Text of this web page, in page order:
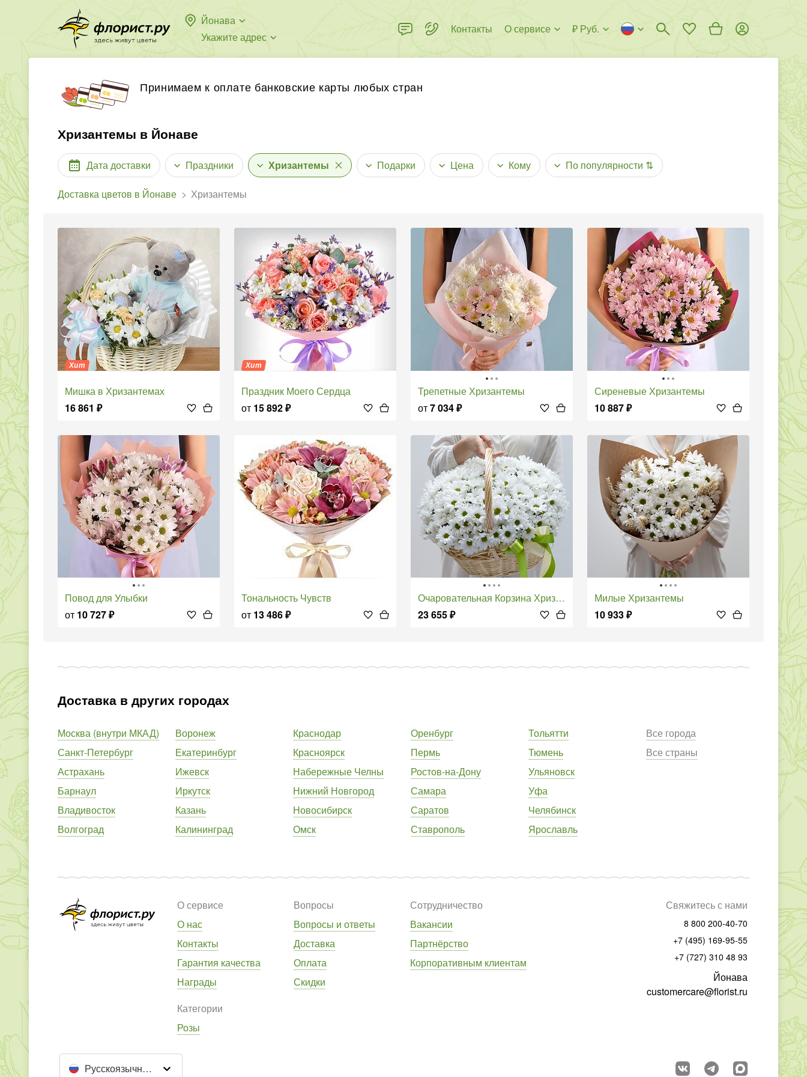
Йонава
Укажите адрес
Контакты О сервисе ₽ Руб.
Принимаем к оплате банковские карты любых стран
Хризантемы в Йонаве
Дата доставки Праздники Хризантемы Подарки Цена Кому По популярности ⇅
Доставка цветов в Йонаве Хризантемы
Хит
Мишка в Хризантемах
16 861 ₽
Хит
Праздник Моего Сердца
от 15 892₽
Трепетные Хризантемы
от7 034₽
Сиреневые Хризантемы
10 887₽
Повод для Улыбки
от 10 727₽
Тональность Чувств
от 13 486₽
Очаровательная Корзина Хризантем
23 655₽
Милые Хризантемы
10 933₽
Доставка в других городах
Москва (внутри МКАД)
Санкт-Петербург
Астрахань
Барнаул
Владивосток
Волгоград
Воронеж
Екатеринбург
Ижевск
Иркутск
Казань
Калининград
Краснодар
Красноярск
Набережные Челны
Нижний Новгород
Новосибирск
Омск
Оренбург
Пермь
Ростов-на-Дону
Самара
Саратов
Ставрополь
Тольятти
Тюмень
Ульяновск
Уфа
Челябинск
Ярославль
Все города
Все страны
О сервисе
О нас
Контакты
Гарантия качества
Награды
Вопросы
Вопросы и ответы
Доставка
Оплата
Скидки
Сотрудничество
Вакансии
Партнёрство
Корпоративным клиентам
Категории
Розы
Свяжитесь с нами
8 800 200-40-70
+7 (495) 169-95-55
+7 (727) 310 48 93
Йонава
customercare@florist.ru
Русскоязычный сайт